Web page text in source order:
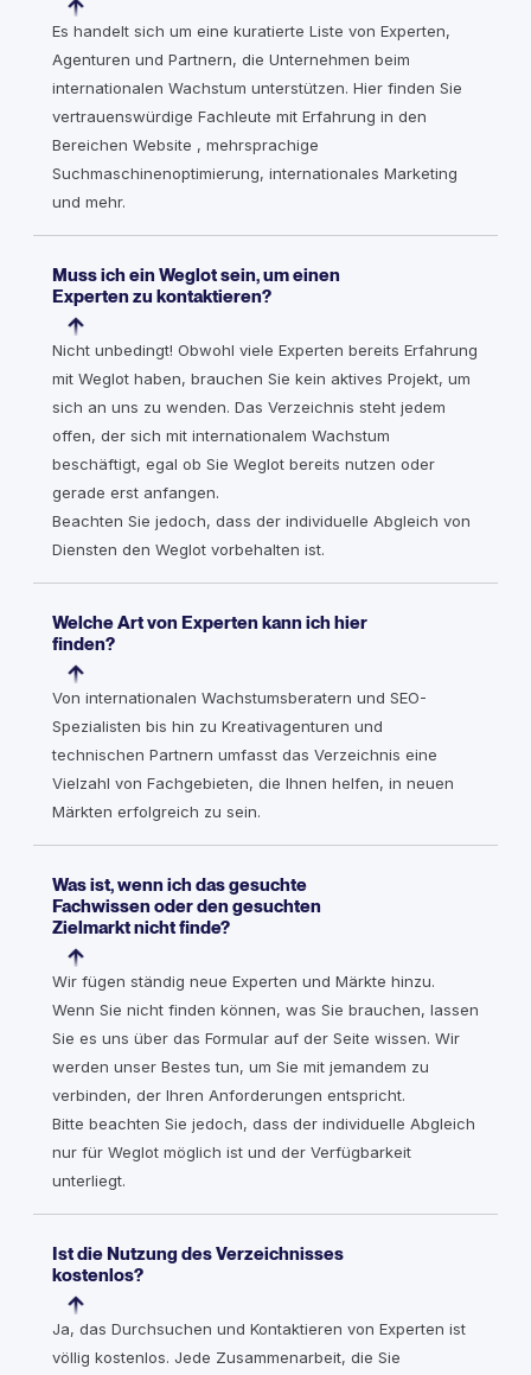
Es handelt sich um eine kuratierte Liste von Experten,
Agenturen und Partnern, die Unternehmen beim
internationalen Wachstum unterstützen. Hier finden Sie
vertrauenswürdige Fachleute mit Erfahrung in den
Bereichen Website , mehrsprachige
Suchmaschinenoptimierung, internationales Marketing
und mehr.
Muss ich ein Weglot sein, um einen
Experten zu kontaktieren?
Nicht unbedingt! Obwohl viele Experten bereits Erfahrung
mit Weglot haben, brauchen Sie kein aktives Projekt, um
sich an uns zu wenden. Das Verzeichnis steht jedem
offen, der sich mit internationalem Wachstum
beschäftigt, egal ob Sie Weglot bereits nutzen oder
gerade erst anfangen.
Beachten Sie jedoch, dass der individuelle Abgleich von
Diensten den Weglot vorbehalten ist.
Welche Art von Experten kann ich hier
finden?
Von internationalen Wachstumsberatern und SEO-
Spezialisten bis hin zu Kreativagenturen und
technischen Partnern umfasst das Verzeichnis eine
Vielzahl von Fachgebieten, die Ihnen helfen, in neuen
Märkten erfolgreich zu sein.
Was ist, wenn ich das gesuchte
Fachwissen oder den gesuchten
Zielmarkt nicht finde?
Wir fügen ständig neue Experten und Märkte hinzu.
Wenn Sie nicht finden können, was Sie brauchen, lassen
Sie es uns über das Formular auf der Seite wissen. Wir
werden unser Bestes tun, um Sie mit jemandem zu
verbinden, der Ihren Anforderungen entspricht.
Bitte beachten Sie jedoch, dass der individuelle Abgleich
nur für Weglot möglich ist und der Verfügbarkeit
unterliegt.
Ist die Nutzung des Verzeichnisses
kostenlos?
Ja, das Durchsuchen und Kontaktieren von Experten ist
völlig kostenlos. Jede Zusammenarbeit, die Sie